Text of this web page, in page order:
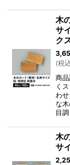
木
サ
ク
(税
商
く
わ
な
目
木
サ